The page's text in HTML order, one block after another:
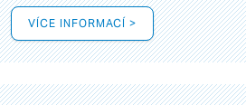
VÍCE INFORMACÍ >